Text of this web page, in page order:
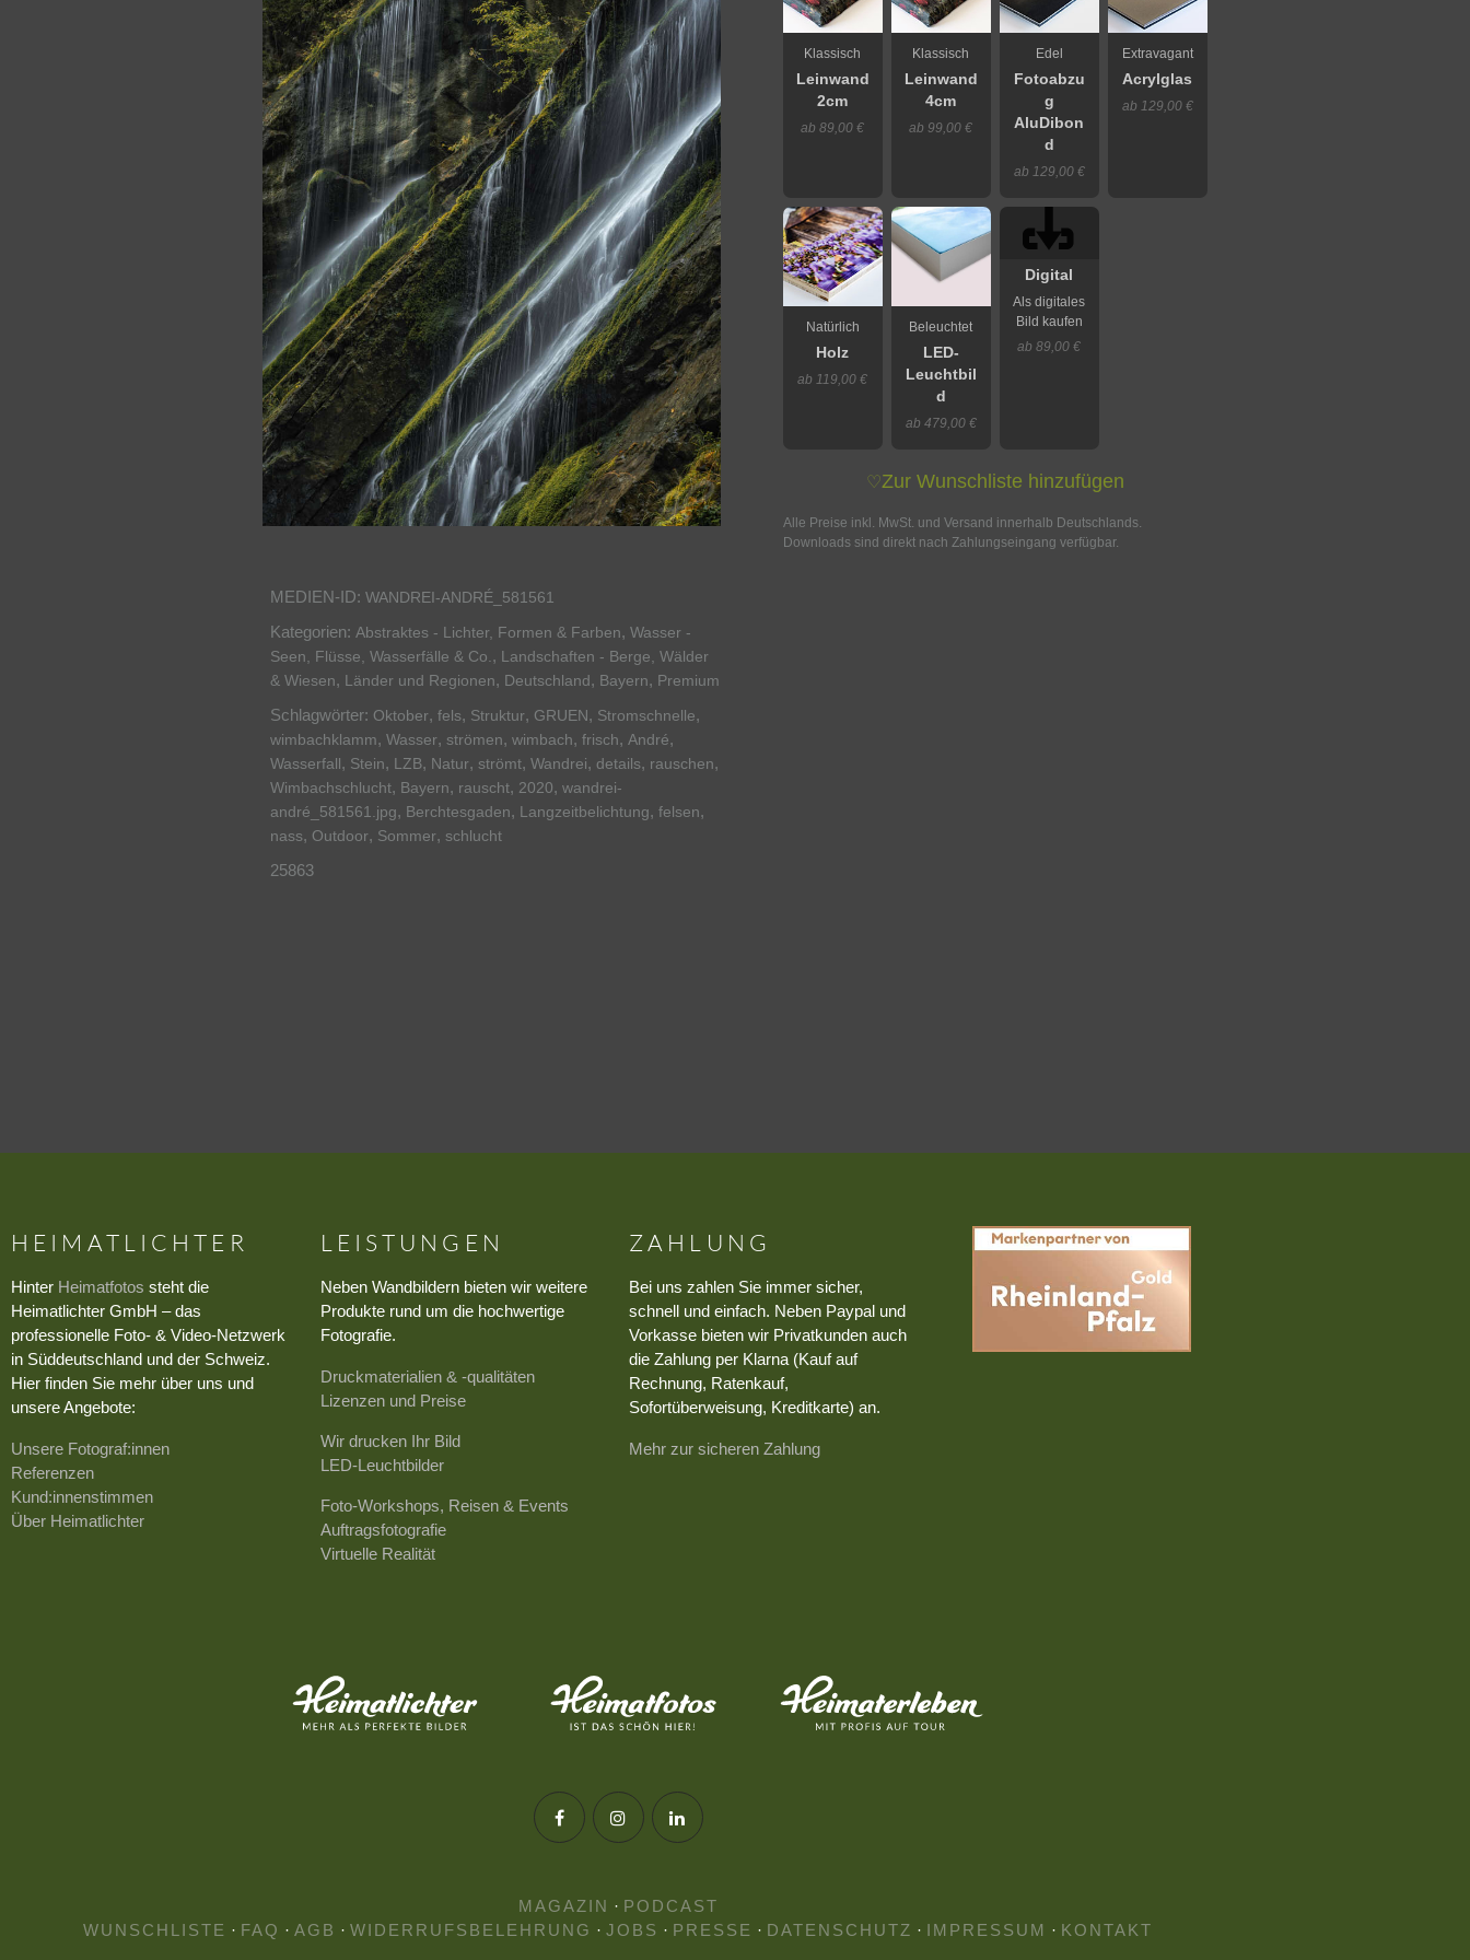
MEDIEN-ID: WANDREI-ANDRÉ_581561
Kategorien: Abstraktes - Lichter, Formen & Farben, Wasser -
Seen, Flüsse, Wasserfälle & Co. , Landschaften - Berge, Wälder
& Wiesen, Länder und Regionen, Deutschland, Bayern, Premium
Schlagwörter: Oktober, fels, Struktur, GRUEN, Stromschnelle,
wimbachklamm, Wasser, strömen, wimbach, frisch, André,
Wasserfall, Stein, LZB, Natur, strömt, Wandrei, details, rauschen,
Wimbachschlucht, Bayern, rauscht, 2020, wandrei-
andré_581561.jpg, Berchtesgaden, Langzeitbelichtung, felsen,
nass, Outdoor, Sommer, schlucht
25863
Klassisch
Leinwand
2cm
ab 89,00 €
Klassisch
Leinwand
4cm
ab 99,00 €
Edel
Fotoabzu
g
AluDibon
d
ab 129,00 €
Extravagant
Acrylglas
ab 129,00 €
Natürlich
Holz
ab 119,00 €
Beleuchtet
LED-
Leuchtbil
d
ab 479,00 €
Digital
Als digitales
Bild kaufen
ab 89,00 €
♡Zur Wunschliste hinzufügen
Alle Preise inkl. MwSt. und Versand innerhalb Deutschlands.
Downloads sind direkt nach Zahlungseingang verfügbar.
HEIMATLICHTER
Hinter Heimatfotos steht die
Heimatlichter GmbH – das
professionelle Foto- & Video-Netzwerk
in Süddeutschland und der Schweiz.
Hier finden Sie mehr über uns und
unsere Angebote:
Unsere Fotograf:innen
Referenzen
Kund:innenstimmen
Über Heimatlichter
LEISTUNGEN
Neben Wandbildern bieten wir weitere
Produkte rund um die hochwertige
Fotografie.
Druckmaterialien & -qualitäten
Lizenzen und Preise
Wir drucken Ihr Bild
LED-Leuchtbilder
Foto-Workshops, Reisen & Events
Auftragsfotografie
Virtuelle Realität
ZAHLUNG
Bei uns zahlen Sie immer sicher,
schnell und einfach. Neben Paypal und
Vorkasse bieten wir Privatkunden auch
die Zahlung per Klarna (Kauf auf
Rechnung, Ratenkauf,
Sofortüberweisung, Kreditkarte) an.
Mehr zur sicheren Zahlung
MAGAZIN · PODCAST
WUNSCHLISTE · FAQ · AGB · WIDERRUFSBELEHRUNG · JOBS · PRESSE · DATENSCHUTZ · IMPRESSUM · KONTAKT